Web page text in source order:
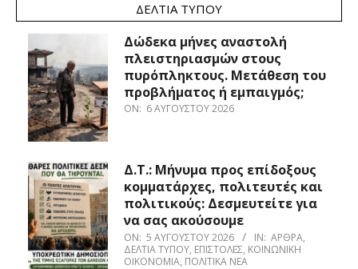
ΔΕΛΤΊΑ ΤΎΠΟΥ
Δώδεκα μήνες αναστολή
πλειστηριασμών στους
πυρόπληκτους. Μετάθεση του
προβλήματος ή εμπαιγμός;
ON: 6 ΑΥΓΟΎΣΤΟΥ 2026
Δ.Τ.: Μήνυμα προς επίδοξους
κομματάρχες, πολιτευτές και
πολιτικούς: Δεσμευτείτε για
να σας ακούσουμε
ON: 5 ΑΥΓΟΎΣΤΟΥ 2026 IN: ΆΡΘΡΑ,
ΔΕΛΤΊΑ ΤΎΠΟΥ, ΕΠΙΣΤΟΛΈΣ, ΚΟΙΝΩΝΙΚΉ
ΟΙΚΟΝΟΜΊΑ, ΠΟΛΙΤΙΚΆ ΝΈΑ